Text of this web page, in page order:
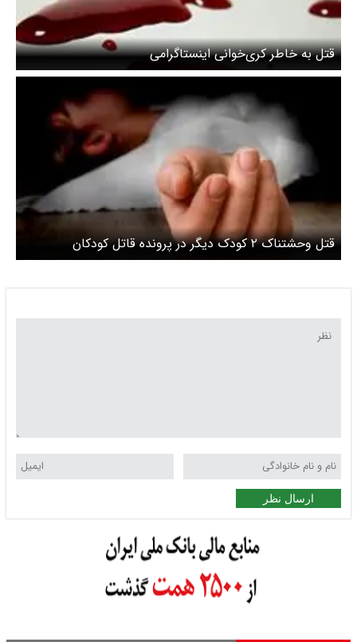
قتل به‌ خاطر کری‌خوانی اینستاگرامی
قتل وحشتناک ۲ کودک دیگر در پرونده قاتل کودکان
ارسال نظر